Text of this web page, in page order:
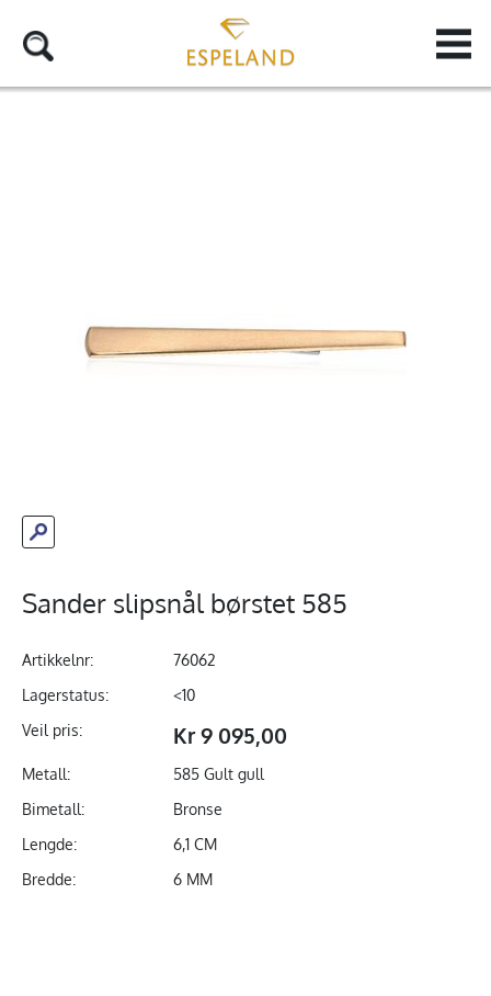
Sander slipsnål børstet 585
Artikkelnr:
76062
Lagerstatus:
<10
Veil pris:
Kr 9 095,00
Metall:
585 Gult gull
Bimetall:
Bronse
Lengde:
6,1 CM
Bredde:
6 MM